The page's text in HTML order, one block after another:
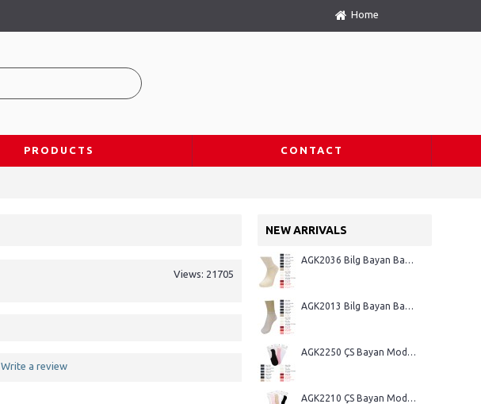
Home
PRODUCTS CONTACT
NEW ARRIVALS
AGK2036 Bilg Bayan Bambu Flamlı Teknik Dikişsiz Yazlık Patik Çorap
AGK2013 Bilg Bayan Bambu Lacoste Desen Dikişsiz Yazlık Patik Çorap
AGK2250 ÇS Bayan Modal Suba Lacoste Desen Dikişsiz Yazlık Çetik Çorap
AGK2210 ÇS Bayan Modal Suba Düz Desen Dikişsiz Yazlık Çetik Çorap
Views: 21705
Write a review